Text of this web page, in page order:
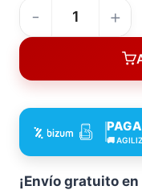
LLAVE
Combinada
DE
Crv
Dogher
13
🚚
¡Envío gratuito